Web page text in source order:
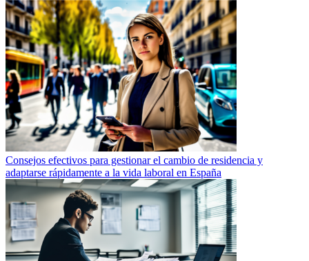
Consejos efectivos para gestionar el cambio de residencia y
adaptarse rápidamente a la vida laboral en España